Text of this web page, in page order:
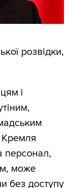
розвідки,
і
Кремля
персонал,
може
без доступу